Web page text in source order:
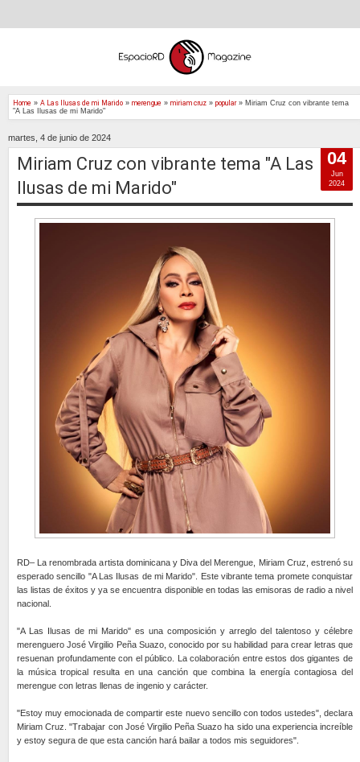
Home » A Las Ilusas de mi Marido » merengue » miriam cruz » popular» Miriam Cruz con vibrante tema
"A Las Ilusas de mi Marido"
martes, 4 de junio de 2024
Miriam Cruz con vibrante tema "A Las
Ilusas de mi Marido"
RD– La renombrada artista dominicana y Diva del Merengue, Miriam Cruz, estrenó su
esperado sencillo "A Las Ilusas de mi Marido". Este vibrante tema promete conquistar
las listas de éxitos y ya se encuentra disponible en todas las emisoras de radio a nivel
nacional.
"A Las Ilusas de mi Marido" es una composición y arreglo del talentoso y célebre
merenguero José Virgilio Peña Suazo, conocido por su habilidad para crear letras que
resuenan profundamente con el público. La colaboración entre estos dos gigantes de
la música tropical resulta en una canción que combina la energía contagiosa del
merengue con letras llenas de ingenio y carácter.
"Estoy muy emocionada de compartir este nuevo sencillo con todos ustedes", declara
Miriam Cruz. "Trabajar con José Virgilio Peña Suazo ha sido una experiencia increíble
y estoy segura de que esta canción hará bailar a todos mis seguidores".
04
Jun
2024